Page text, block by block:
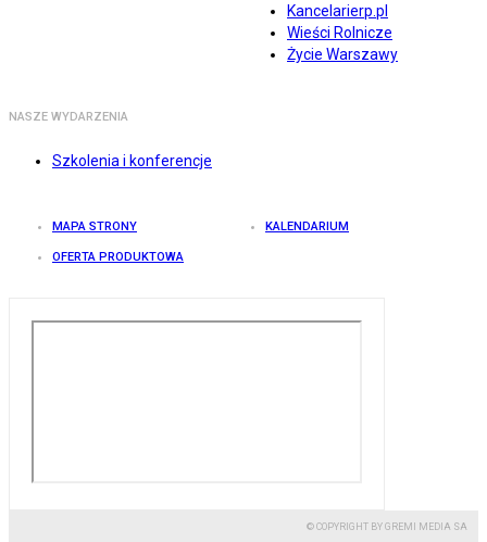
Kancelarierp.pl
Wieści Rolnicze
Życie Warszawy
NASZE WYDARZENIA
Szkolenia i konferencje
MAPA STRONY KALENDARIUM
OFERTA PRODUKTOWA
© COPYRIGHT BY GREMI MEDIA SA